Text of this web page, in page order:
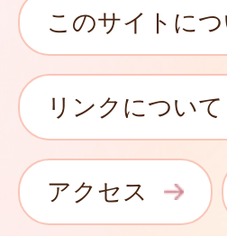
このサイトに
リンクについて
アクセス